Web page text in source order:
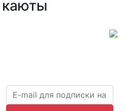
каюты